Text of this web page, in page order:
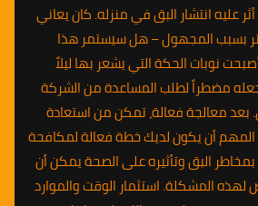
عليه انتشار البق في منزله. كان يعاني
بسبب المجهول – هل سيستمر هذا
نوبات الحكة التي يشعر بها ليلاً
مضطراً لطلب المساعدة من الشركة
بعد معالجة فعالة، تمكن من استعادة
المهم أن يكون لديك خطة فعالة لمكافحة
البق وتأثيره على الصحة يمكن أن
المشكلة. استثمار الوقت والموارد